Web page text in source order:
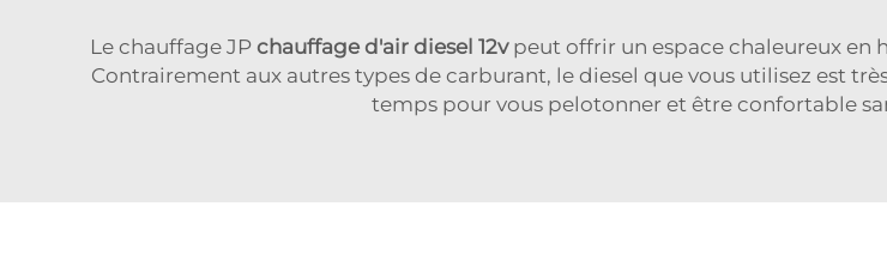
Le chauffage JP chauffage d'air diesel 12v peut offrir un espace chaleureux en
Contrairement aux autres types de carburant, le diesel que vous utilisez est
temps pour vous pelotonner et être confortable